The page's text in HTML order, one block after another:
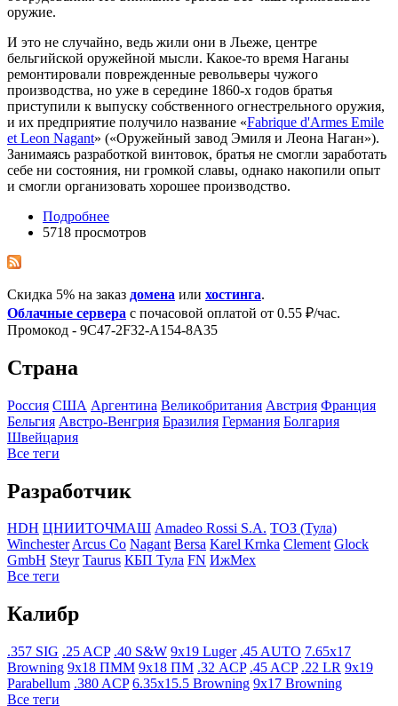
оружие.
И это не случайно, ведь жили они в Льеже, центре
бельгийской оружейной мысли. Какое-то время Наганы
ремонтировали поврежденные револьверы чужого
производства, но уже в середине 1860-х годов братья
приступили к выпуску собственного огнестрельного оружия,
и их предприятие получило название «Fabrique d'Armes Emile
et Leon Nagant» («Оружейный завод Эмиля и Леона Наган»).
Занимаясь разработкой винтовок, братья не смогли заработать
себе ни состояния, ни громкой славы, однако накопили опыт
и смогли организовать хорошее производство.
Подробнее
5718 просмотров
Скидка 5% на заказ домена или хостинга.
Облачные сервера с почасовой оплатой от 0.55 ₽/час.
Промокод - 9C47-2F32-A154-8A35
Страна
Росcия США Аргентина Великобритания Австрия Франция
Бельгия Австро-Венгрия Бразилия Германия Болгария
Швейцария
Все теги
Разработчик
HDH ЦНИИТОЧМАШ Amadeo Rossi S.A. ТОЗ (Тула)
WinchesterArcus Co Nagant Bersa Karel Krnka Clement Glock
GmbH Steyr Taurus КБП Тула FN ИжМех
Все теги
Калибр
.357 SIG .25 ACP .40 S&W 9x19 Luger .45 AUTO 7.65x17
Browning 9x18 ПММ 9x18 ПМ .32 ACP .45 ACP .22 LR 9x19
Parabellum .380 ACP 6.35x15.5 Browning 9x17 Browning
Все теги